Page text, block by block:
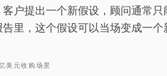
户提出一个新假设，顾问通常
里，这个假设可以当场变成一个
元收购场景